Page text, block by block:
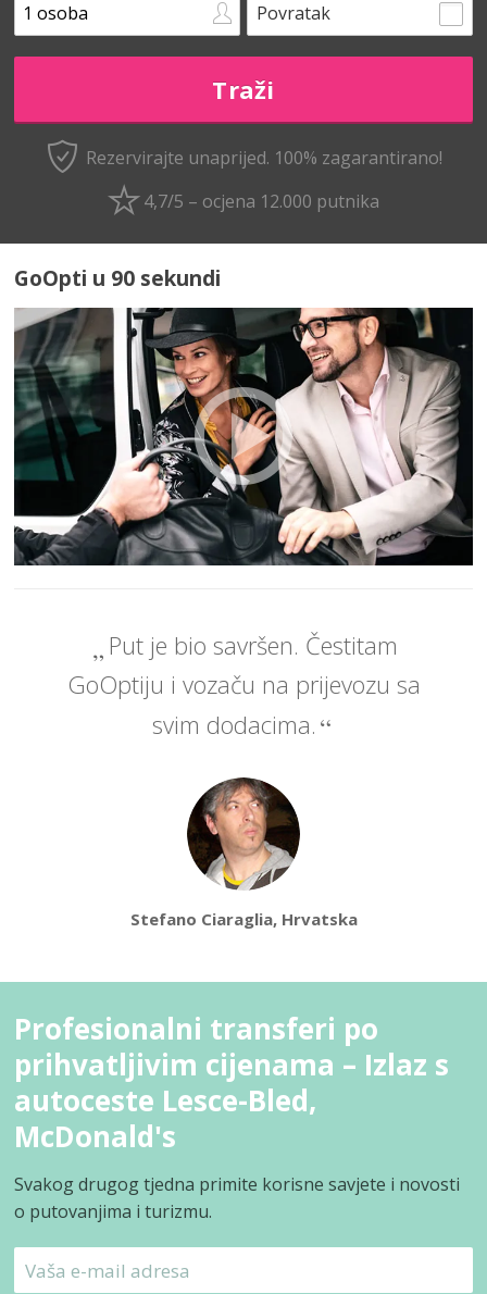
Povratak
Rezervirajte unaprijed. 100% zagarantirano!
4,7/5 – ocjena 12.000 putnika
GoOpti u 90 sekundi
Put je bio savršen. Čestitam
GoOptiju i vozaču na prijevozu sa
svim dodacima.
Stefano Ciaraglia, Hrvatska
Profesionalni transferi po
prihvatljivim cijenama – Izlaz s
autoceste Lesce-Bled,
McDonald's
Svakog drugog tjedna primite korisne savjete i novosti
o putovanjima i turizmu.